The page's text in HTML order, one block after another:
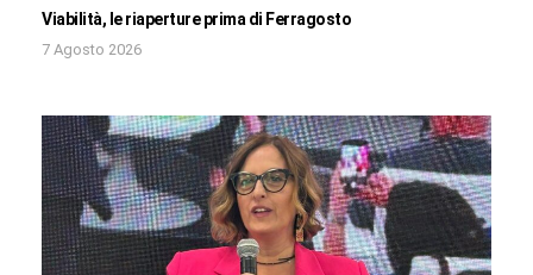
Viabilità, le riaperture prima di Ferragosto
7 Agosto 2026